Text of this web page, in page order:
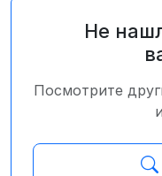
Не
Посмотрите